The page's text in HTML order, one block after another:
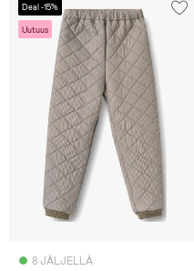
Deal -15%
Uutuus
8 JÄLJELLÄ